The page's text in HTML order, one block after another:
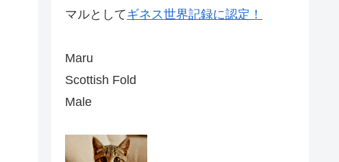
マルとしてギネス世界記録に認定！
Maru
Scottish Fold
Male